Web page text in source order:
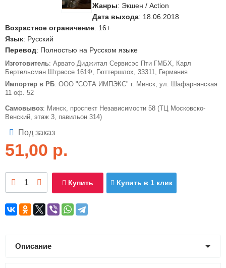
Жанры: Экшен / Action
Дата выхода: 18.06.2018
Возрастное ограничение: 16+
Язык: Русский
Перевод: Полностью на Русском языке
Изготовитель: Арвато Диджитал Сервисэс Пти ГМБХ, Карл
Бертельсман Штрассе 161Ф, Гюттершлох, 33311, Германия
Импортер в РБ: ООО "СОТА ИМПЭКС" г. Минск, ул. Шафарнянская
11 оф. 52
Самовывоз: Минск, проспект Независимости 58 (ТЦ Московско-
Венский, этаж 3, павильон 314)
Под заказ
51,00 р.
Купить Купить в 1 клик
Описание